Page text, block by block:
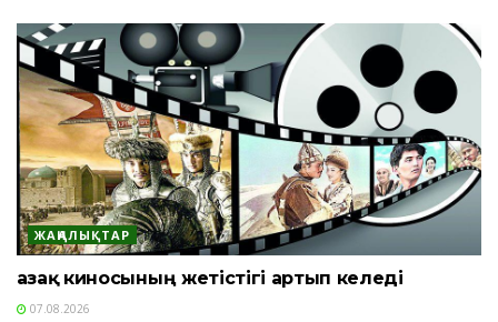
ЖАҢАЛЫҚТАР
Қазақ киносының жетістігі артып келеді
07.08.2026